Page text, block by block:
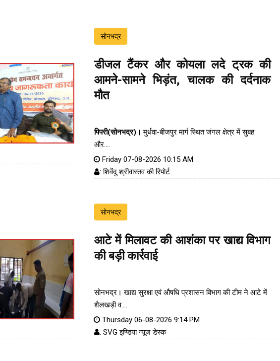
सोनभद्र
डीजल टैंकर और कोयला लदे ट्रक की
आमने-सामने भिड़ंत, चालक की दर्दनाक
मौत
पिपरी(सोनभद्र)। मुर्धवा-बीजपुर मार्ग स्थित जंगल क्षेत्र में सुबह
और....
Friday 07-08-2026 10:15 AM
: शिवेंदु श्रीवास्तव की रिपोर्ट
सोनभद्र
आटे में मिलावट की आशंका पर खाद्य विभाग
की बड़ी कार्रवाई
सोनभद्र। खाद्य सुरक्षा एवं औषधि प्रशासन विभाग की टीम ने आटे में
शैलखड़ी व....
Thursday 06-08-2026 9:14 PM
: SVG इण्डिया न्यूज डेस्क